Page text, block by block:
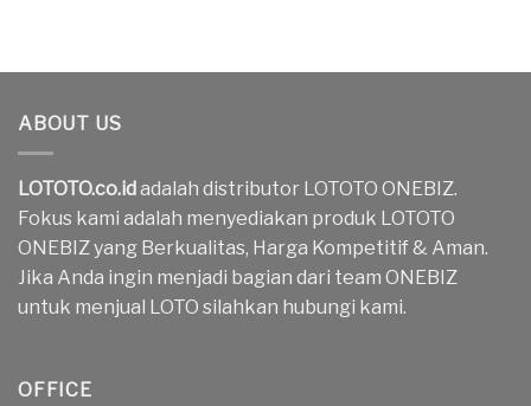
ABOUT US
LOTOTO.co.idadalah distributor LOTOTO ONEBIZ.
Fokus kami adalah menyediakan produk LOTOTO
ONEBIZ yang Berkualitas, Harga Kompetitif & Aman.
Jika Anda ingin menjadi bagian dari team ONEBIZ
untuk menjual LOTO silahkan hubungi kami.
OFFICE